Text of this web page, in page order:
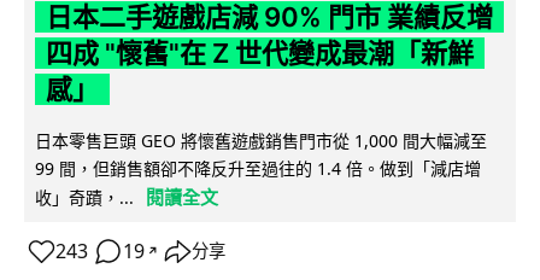
日本二手遊戲店減 90% 門市 業績反增
四成 "懷舊"在 Z 世代變成最潮「新鮮
感」
日本零售巨頭 GEO 將懷舊遊戲銷售門市從 1,000 間大幅減至
99 間，但銷售額卻不降反升至過往的 1.4 倍。做到「減店增
收」奇蹟，...
閱讀全文
243 19 ↗ 分享